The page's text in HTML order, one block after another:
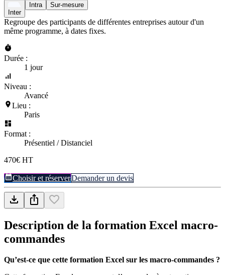
Inter
Intra Sur-mesure
Regroupe des participants de différentes entreprises autour d'un
même programme, à dates fixes.
Durée :
1 jour
Niveau :
Avancé
Lieu :
Paris
Format :
Présentiel / Distanciel
470€ HT
Choisir et réserverDemander un devis
Description de la formation Excel macro-
commandes
Qu’est-ce que cette formation Excel sur les macro-commandes ?